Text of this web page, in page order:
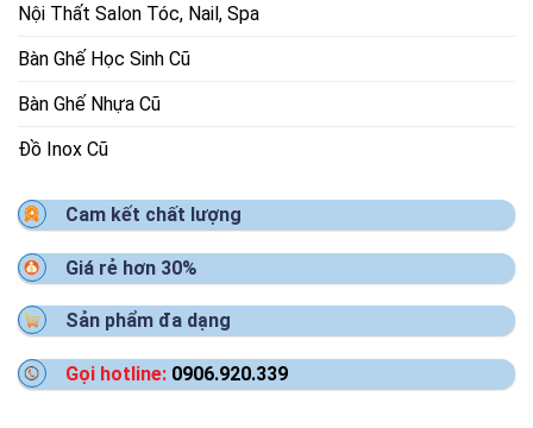
Nội Thất Salon Tóc, Nail, Spa
Bàn Ghế Học Sinh Cũ
Bàn Ghế Nhựa Cũ
Đồ Inox Cũ
Cam kết chất lượng
Giá rẻ hơn 30%
Sản phẩm đa dạng
Gọi hotline: 0906.920.339